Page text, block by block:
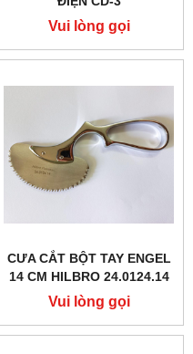
Vui lòng gọi
CƯA CẮT BỘT TAY ENGEL
14 CM HILBRO 24.0124.14
Vui lòng gọi